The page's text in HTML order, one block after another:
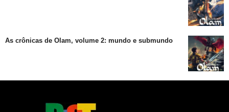
As crônicas de Olam, volume 2: mundo e submundo